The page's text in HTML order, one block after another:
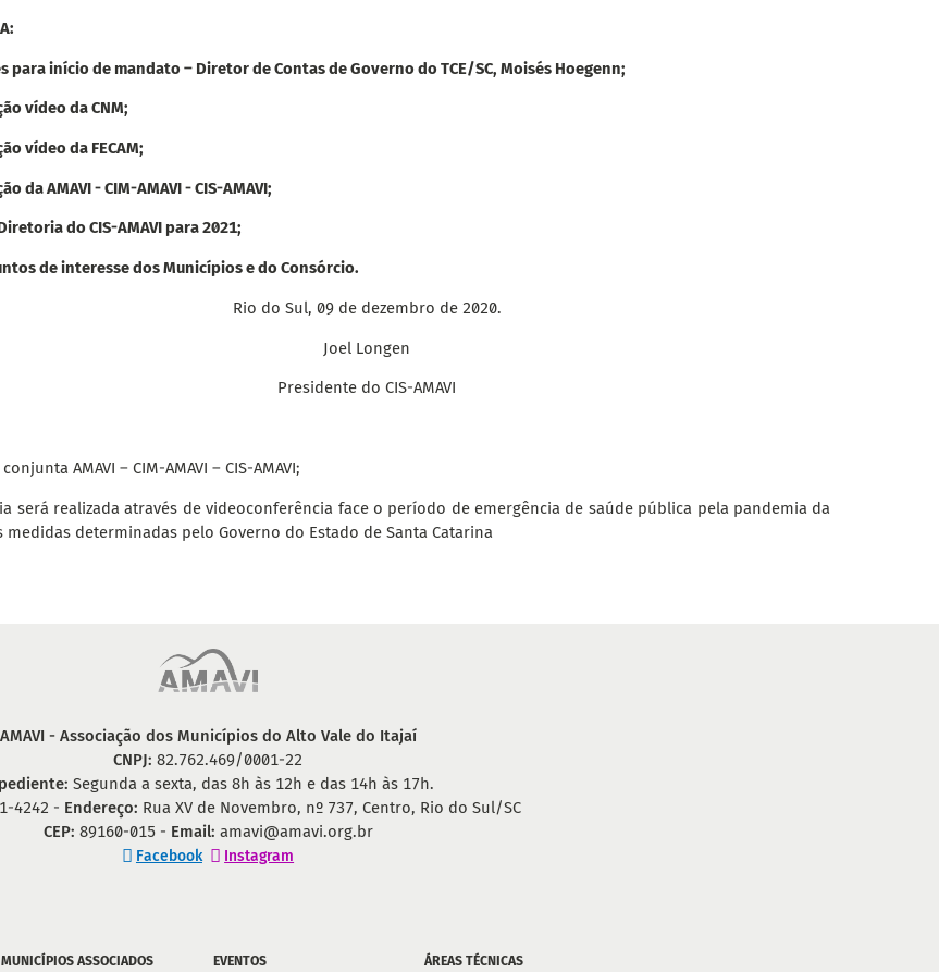
para início de mandato – Diretor de Contas de Governo do TCE/SC, Moisés Hoegenn;
vídeo da CNM;
vídeo da FECAM;
da AMAVI - CIM-AMAVI - CIS-AMAVI;
do CIS-AMAVI para 2021;
de interesse dos Municípios e do Consórcio.
Rio do Sul, 09 de dezembro de 2020.
Joel Longen
Presidente do CIS-AMAVI
AMAVI – CIM-AMAVI – CIS-AMAVI;
será realizada através de videoconferência face o período de emergência de saúde pública pela pandemia da
medidas determinadas pelo Governo do Estado de Santa Catarina
AMAVI - Associação dos Municípios do Alto Vale do Itajaí
CNPJ: 82.762.469/0001-22
Segunda a sexta, das 8h às 12h e das 14h às 17h.
4242 - Endereço: Rua XV de Novembro, nº 737, Centro, Rio do Sul/SC
CEP: 89160-015 - Email: amavi@amavi.org.br
Facebook Instagram
MUNICÍPIOS ASSOCIADOS EVENTOS ÁREAS TÉCNICAS